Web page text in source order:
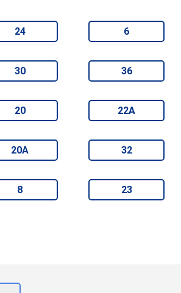
24 6
30 36
20 22А
20А 32
8 23